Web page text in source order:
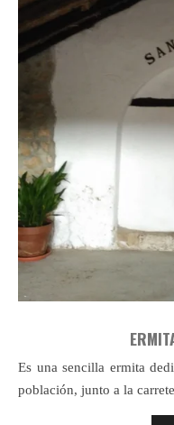
Es una sencilla ermita
población, junto a la